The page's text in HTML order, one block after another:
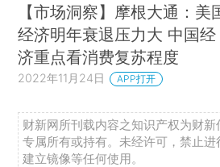
【市场洞察】摩根大通：美
经济明年衰退压力大 中国经
济重点看消费复苏程度
2022年11月24日 APP打开
财新网所刊载内容之知识产权为财
专属所有或持有。未经许可，禁止进
建立镜像等任何使用。